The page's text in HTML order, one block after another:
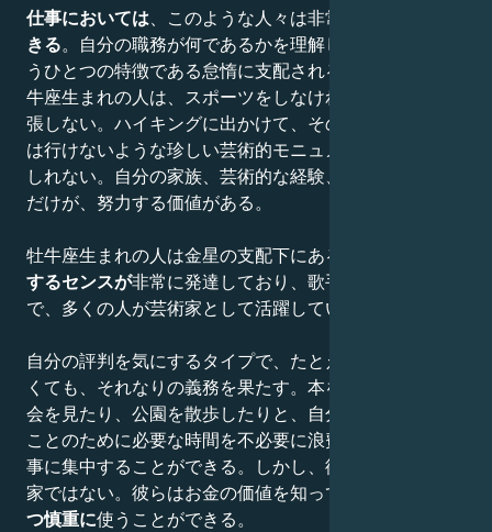
仕事においては、このような人々は非常に
きる。自分の職務が何であるかを理解しているため、も
うひとつの特徴である怠惰に支配されることはない。牡
牛座生まれの人は、スポーツをしなければならないと主
張しない。ハイキングに出かけて、その先に他の方法で
は行けないような珍しい芸術的モニュメントがあるかも
しれない。自分の家族、芸術的な経験、おいしい食べ物
だけが、努力する価値がある。
牡牛座生まれの人は金星の支配下にあるため、
するセンスが非常に発達しており、歌手から建築家ま
で、多くの人が芸術家として活躍している。
自分の評判を気にするタイプで、たとえ仕事が楽しくな
くても、それなりの義務を果たす。本を読んだり、展覧
会を見たり、公園を散歩したりと、自分にとって必要な
ことのために必要な時間を不必要に浪費しないよう、仕
事に集中することができる。しかし、彼らは単なる夢想
家ではない。彼らはお金の価値を知っており、
つ慎重に使うことができる。